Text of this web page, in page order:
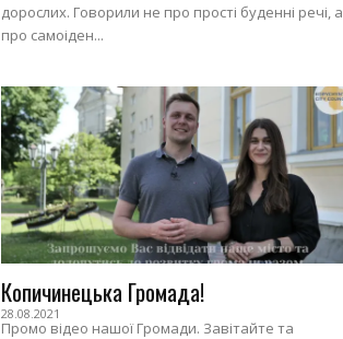
дорослих. Говорили не про прості буденні речі, а
про самоіден...
Копичинецька Громада!
28.08.2021
Промо відео нашої Громади. Завітайте та